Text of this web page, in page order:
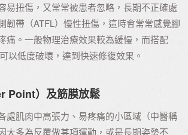
易扭傷，又常常被患者忽略，長期不正確處
韌帶（ATFL）慢性扭傷，這時會常常感覺腳
痛。一般物理治療效果較為緩慢，而搭配
以低度破壞，達到快速修復效果。
Point）及筋膜放鬆
處肌肉中高張力、易疼痛的小區域（中醫稱
大多為反覆做某項運動，或是長期姿勢不